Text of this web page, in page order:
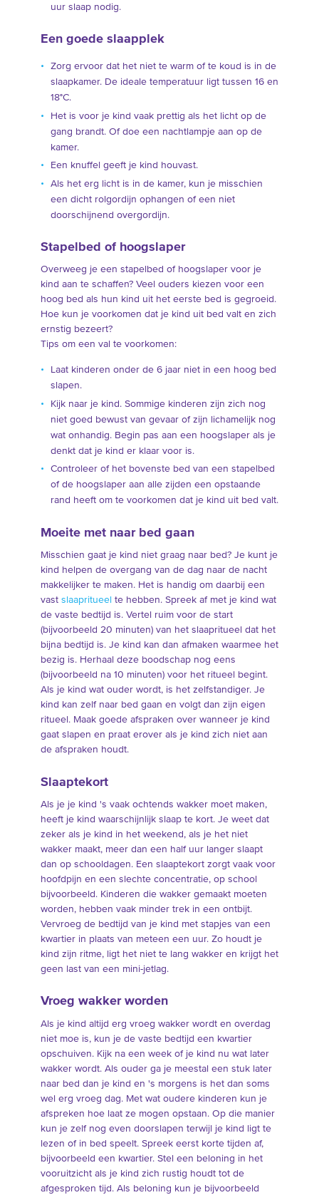
uur slaap nodig.
Een goede slaapplek
Zorg ervoor dat het niet te warm of te koud is in de
slaapkamer. De ideale temperatuur ligt tussen 16 en
18°C.
Het is voor je kind vaak prettig als het licht op de
gang brandt. Of doe een nachtlampje aan op de
kamer.
Een knuffel geeft je kind houvast.
Als het erg licht is in de kamer, kun je misschien
een dicht rolgordijn ophangen of een niet
doorschijnend overgordijn.
Stapelbed of hoogslaper
Overweeg je een stapelbed of hoogslaper voor je
kind aan te schaffen? Veel ouders kiezen voor een
hoog bed als hun kind uit het eerste bed is gegroeid.
Hoe kun je voorkomen dat je kind uit bed valt en zich
ernstig bezeert?
Tips om een val te voorkomen:
Laat kinderen onder de 6 jaar niet in een hoog bed
slapen.
Kijk naar je kind. Sommige kinderen zijn zich nog
niet goed bewust van gevaar of zijn lichamelijk nog
wat onhandig. Begin pas aan een hoogslaper als je
denkt dat je kind er klaar voor is.
Controleer of het bovenste bed van een stapelbed
of de hoogslaper aan alle zijden een opstaande
rand heeft om te voorkomen dat je kind uit bed valt.
Moeite met naar bed gaan
Misschien gaat je kind niet graag naar bed? Je kunt je
kind helpen de overgang van de dag naar de nacht
makkelijker te maken. Het is handig om daarbij een
vast slaapritueel te hebben. Spreek af met je kind wat
de vaste bedtijd is. Vertel ruim voor de start
(bijvoorbeeld 20 minuten) van het slaapritueel dat het
bijna bedtijd is. Je kind kan dan afmaken waarmee het
bezig is. Herhaal deze boodschap nog eens
(bijvoorbeeld na 10 minuten) voor het ritueel begint.
Als je kind wat ouder wordt, is het zelfstandiger. Je
kind kan zelf naar bed gaan en volgt dan zijn eigen
ritueel. Maak goede afspraken over wanneer je kind
gaat slapen en praat erover als je kind zich niet aan
de afspraken houdt.
Slaaptekort
Als je je kind 's vaak ochtends wakker moet maken,
heeft je kind waarschijnlijk slaap te kort. Je weet dat
zeker als je kind in het weekend, als je het niet
wakker maakt, meer dan een half uur langer slaapt
dan op schooldagen. Een slaaptekort zorgt vaak voor
hoofdpijn en een slechte concentratie, op school
bijvoorbeeld. Kinderen die wakker gemaakt moeten
worden, hebben vaak minder trek in een ontbijt.
Vervroeg de bedtijd van je kind met stapjes van een
kwartier in plaats van meteen een uur. Zo houdt je
kind zijn ritme, ligt het niet te lang wakker en krijgt het
geen last van een mini-jetlag.
Vroeg wakker worden
Als je kind altijd erg vroeg wakker wordt en overdag
niet moe is, kun je de vaste bedtijd een kwartier
opschuiven. Kijk na een week of je kind nu wat later
wakker wordt. Als ouder ga je meestal een stuk later
naar bed dan je kind en 's morgens is het dan soms
wel erg vroeg dag. Met wat oudere kinderen kun je
afspreken hoe laat ze mogen opstaan. Op die manier
kun je zelf nog even doorslapen terwijl je kind ligt te
lezen of in bed speelt. Spreek eerst korte tijden af,
bijvoorbeeld een kwartier. Stel een beloning in het
vooruitzicht als je kind zich rustig houdt tot de
afgesproken tijd. Als beloning kun je bijvoorbeeld